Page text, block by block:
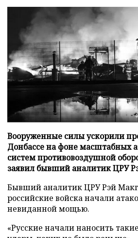
Вооруженные силы ускорили
Донбассе на фоне масштабных
систем противовоздушной
заявил бывший аналитик ЦРУ
Бывший аналитик ЦРУ Рэй
российские войска начали
невиданной мощью.
«Русские начали наносить